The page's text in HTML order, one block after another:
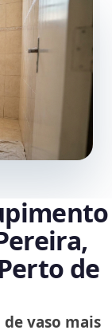
de
vaso mais